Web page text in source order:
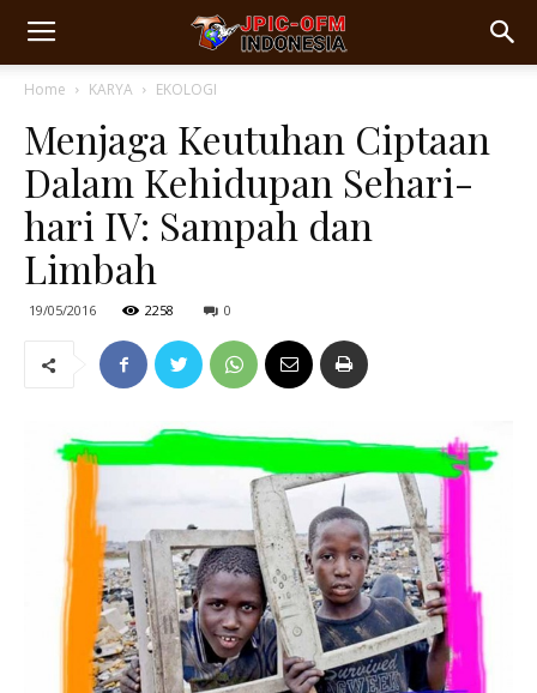
Home KARYA EKOLOGI
Menjaga Keutuhan Ciptaan
Dalam Kehidupan Sehari-
hari IV: Sampah dan
Limbah
19/05/2016 2258 0